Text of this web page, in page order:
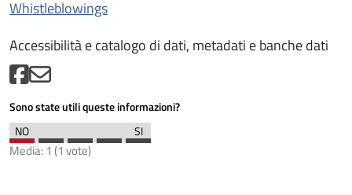
Whistleblowings
Accessibilità e catalogo di dati, metadati e banche dati
Sono state utili queste informazioni?
Media:1 (1 vote)